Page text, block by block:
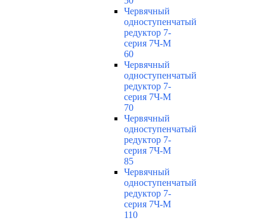
Червячный
одноступенчатый
редуктор 7-
серия 7Ч-М
60
Червячный
одноступенчатый
редуктор 7-
серия 7Ч-М
70
Червячный
одноступенчатый
редуктор 7-
серия 7Ч-М
85
Червячный
одноступенчатый
редуктор 7-
серия 7Ч-М
110